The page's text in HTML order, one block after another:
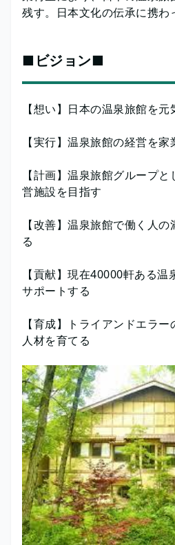
残す。日本文化の伝承に携わ
■ビジョン■
【想い】日本の温泉旅館を元
【実行】温泉旅館の経営を
【計画】温泉旅館グループ
営施設を目指す
【改善】温泉旅館で働く人
る
【貢献】現在40000軒ある
サポートする
【育成】トライアンドエラ
人材を育てる